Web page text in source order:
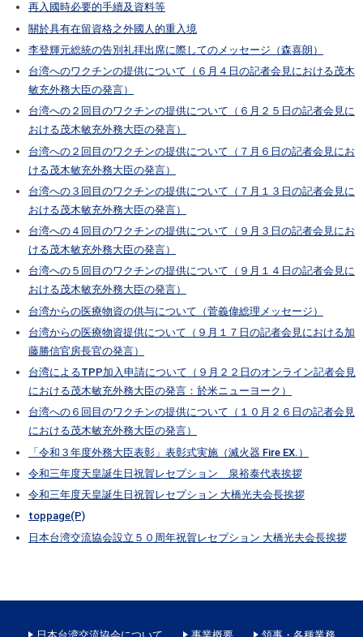
再入國時必要的手續及資料等
關於具有在留資格之外國人的重入境
李登輝元総統の告別礼拝出席に際してのメッセージ（森喜朗）
台湾へのワクチンの提供について（６月４日の記者会見における茂木
敏充外務大臣の発言）
台湾への２回目のワクチンの提供について（６月２５日の記者会見に
おける茂木敏充外務大臣の発言）
台湾への２回目のワクチンの提供について（７月６日の記者会見にお
ける茂木敏充外務大臣の発言）
台湾への３回目のワクチンの提供について（７月１３日の記者会見に
おける茂木敏充外務大臣の発言）
台湾への４回目のワクチンの提供について（９月３日の記者会見にお
ける茂木敏充外務大臣の発言）
台湾への５回目のワクチンの提供について（９月１４日の記者会見に
おける茂木敏充外務大臣の発言）
台湾からの医療物資の供与について（菅義偉総理メッセージ）
台湾からの医療物資提供について（９月１７日の記者会見における加
藤勝信官房長官の発言）
台湾によるTPP加入申請について（９月２２日のオンライン記者会見
における茂木敏充外務大臣の発言：於米ニューヨーク）
台湾への６回目のワクチンの提供について（１０月２６日の記者会見
における茂木敏充外務大臣の発言）
「令和３年度外務大臣表彰」表彰式実施（滅火器 Fire EX.）
令和三年度天皇誕生日祝賀レセプション 泉裕泰代表挨拶
令和三年度天皇誕生日祝賀レセプション 大橋光夫会長挨拶
toppage(P)
日本台湾交流協会設立５０周年祝賀レセプション 大橋光夫会長挨拶